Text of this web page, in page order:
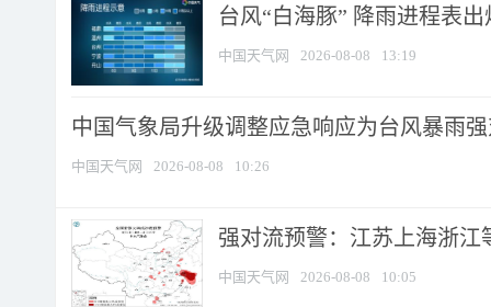
台风“白海豚” 降雨进程表
中国天气网 2026-08-08 13:19
中国气象局升级调整应急响应为台风暴雨
中国天气网 2026-08-08 10:26
强对流预警：江苏上海浙江
中国天气网 2026-08-08 10:05